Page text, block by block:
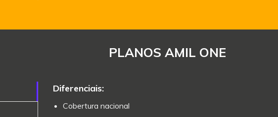
PLANOS AMIL ONE
Diferenciais:
Cobertura nacional